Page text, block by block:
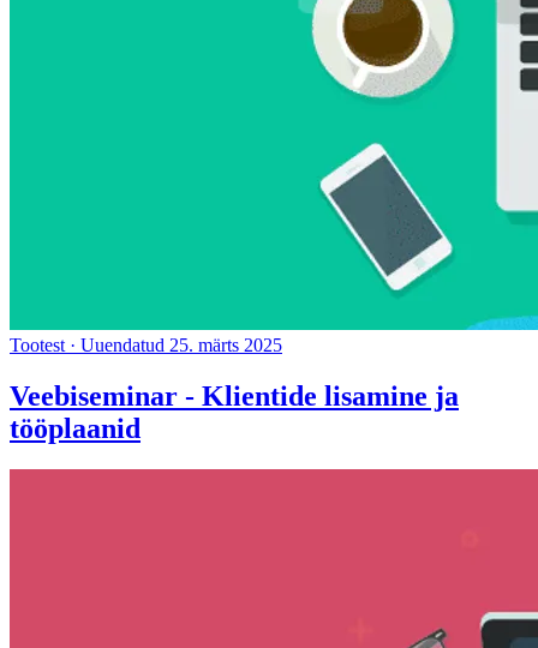
Tootest · Uuendatud 25. märts 2025
Veebiseminar - Klientide lisamine ja
tööplaanid